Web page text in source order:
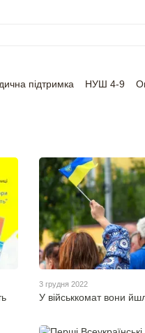
підтримка НУШ 4-9
3 грудня 2022
У військкомат вони